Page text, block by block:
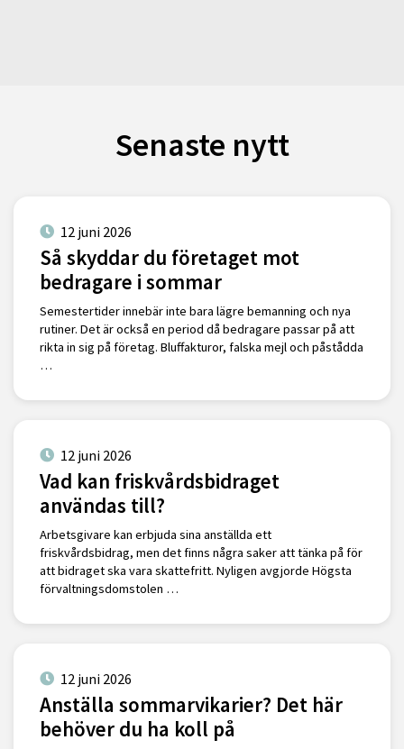
Senaste nytt
12 juni 2026
Så skyddar du företaget mot
bedragare i sommar
Semestertider innebär inte bara lägre bemanning och nya
rutiner. Det är också en period då bedragare passar på att
rikta in sig på företag. Bluffakturor, falska mejl och påstådda
…
12 juni 2026
Vad kan friskvårdsbidraget
användas till?
Arbetsgivare kan erbjuda sina anställda ett
friskvårdsbidrag, men det finns några saker att tänka på för
att bidraget ska vara skattefritt. Nyligen avgjorde Högsta
förvaltningsdomstolen …
12 juni 2026
Anställa sommarvikarier? Det här
behöver du ha koll på